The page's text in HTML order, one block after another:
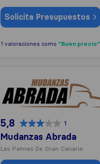
Solicita Presupuestos
1 valoraciones como "Buen precio"
Mudanzas Abrada
5,8 1
Mudanzas Abrada
Las Palmas De Gran Canaria